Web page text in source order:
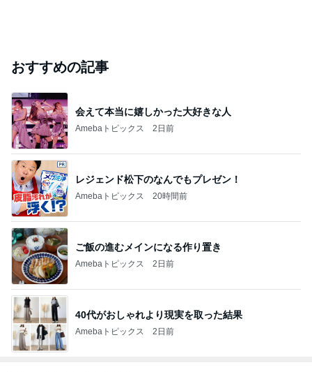
おすすめの記事
会えて本当に嬉しかった大好きな人
Amebaトピックス 2日前
レジェンド松下のなんでもプレゼン！
Amebaトピックス 20時間前
ご飯の進むメインになる作り置き
Amebaトピックス 2日前
40代がおしゃれより現実を取った結果
Amebaトピックス 2日前